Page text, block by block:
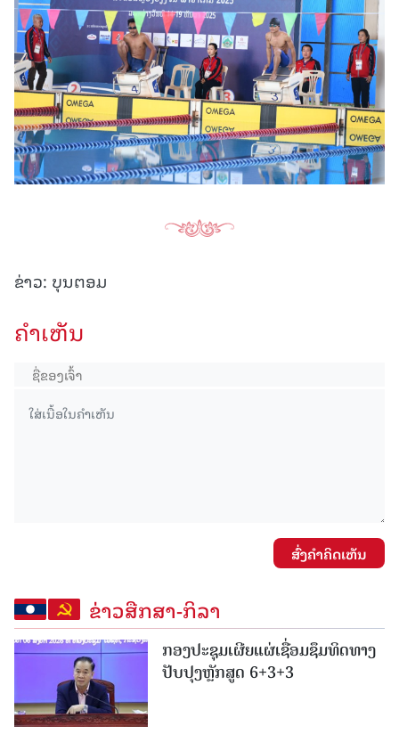
ຂ່າວ: ບຸນຕອມ
ຄໍາເຫັນ
ສົ່ງຄໍາຄິດເຫັນ
ຂ່າວສືກສາ-ກິລາ
ກອງປະຊຸມເຜີຍແຜ່ເຊື່ອມຊຶມທິດທາງ
ປັບປຸງຫຼັກສູດ 6+3+3